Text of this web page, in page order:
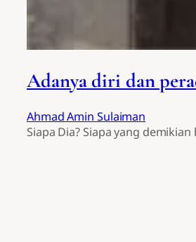
Adanya diri dan
Ahmad Amin Sulaiman
Siapa Dia? Siapa yang